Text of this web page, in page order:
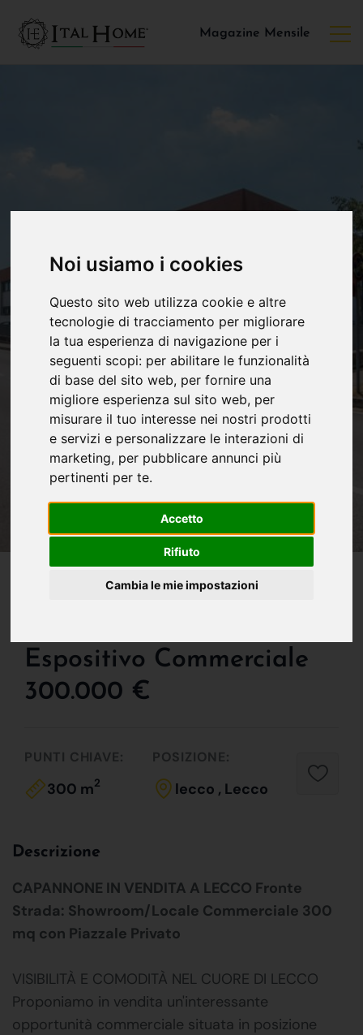
Noi usiamo i cookies
Questo sito web utilizza cookie e altre
tecnologie di tracciamento per migliorare
la tua esperienza di navigazione per i
seguenti scopi: per abilitare le funzionalità
di base del sito web, per fornire una
migliore esperienza sul sito web, per
misurare il tuo interesse nei nostri prodotti
e servizi e personalizzare le interazioni di
marketing, per pubblicare annunci più
pertinenti per te.
Accetto
Rifiuto
Cambia le mie impostazioni
Magazine Mensile
IN VENDITA
Capannone In Vendita A
Espositivo Commerciale
300.000 €
PUNTI CHIAVE:
300 m2
POSIZIONE:
lecco , Lecco
Descrizione
CAPANNONE IN VENDITA A LECCO Fronte
Strada: Showroom/Locale Commerciale 300
mq con Piazzale Privato
VISIBILITÀ E COMODITÀ NEL CUORE DI LECCO
Proponiamo in vendita un'interessante
opportunità commerciale situata in posizione